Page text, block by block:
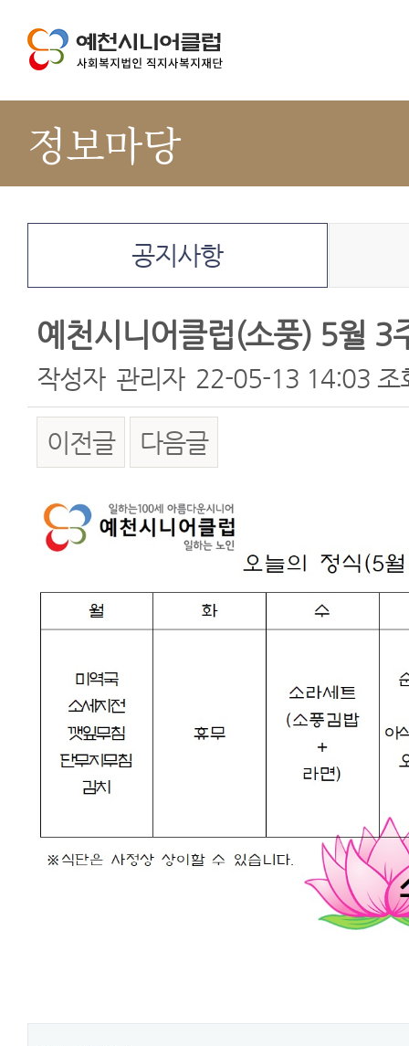
정보마당
공지사항
예천시니어클럽(소풍) 5월 3
작성자 관리자 22-05-13 14:03 조
이전글 다음글
본문